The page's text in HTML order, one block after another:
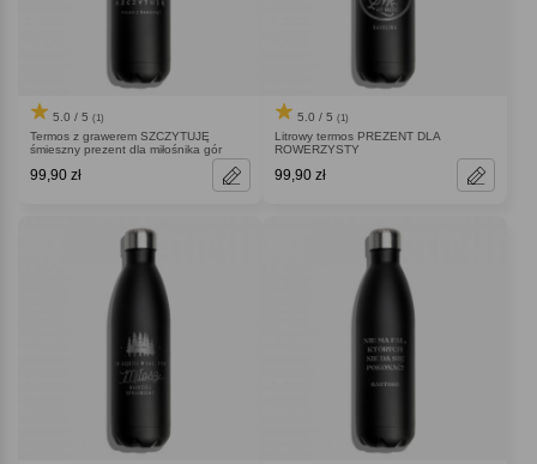
5.0 / 5 (1)
Termos z grawerem SZCZYTUJĘ
śmieszny prezent dla miłośnika gór
99,90 zł
5.0 / 5 (1)
Litrowy termos PREZENT DLA
ROWERZYSTY
99,90 zł